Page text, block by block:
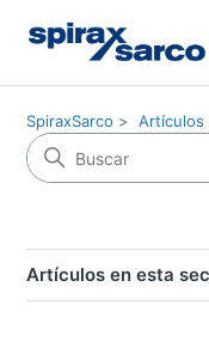
SpiraxSarco Artículos
Artículos en esta